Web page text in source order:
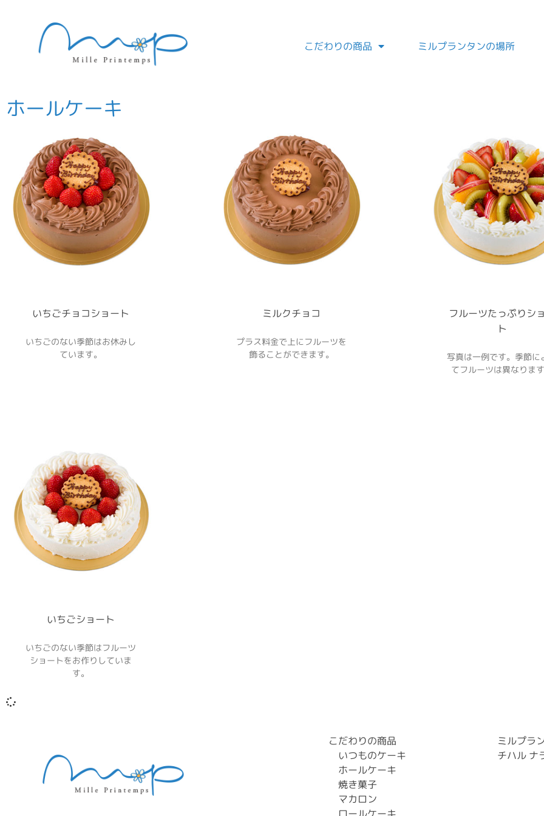
こだわりの商品 ミルプランタンの場所
ホールケーキ
いちごチョコショート
いちごのない季節はお休みし
ています。
ミルクチョコ
プラス料金で上にフルーツを
飾ることができます。
フルーツたっぷりシ
ト
写真は一例です。季節に
てフルーツは異なります
いちごショート
いちごのない季節はフルーツ
ショートをお作りしていま
す。
こだわりの商品
いつものケーキ
ホールケーキ
焼き菓子
マカロン
ミルプラ
チハル ナ